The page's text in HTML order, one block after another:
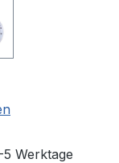
Werktage